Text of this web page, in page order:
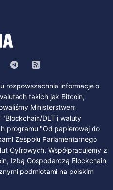
rozpowszechnia informacje o
takich jak Bitcoin,
Ministerstwem
DLT i waluty
programu "Od papierowej do
Zespołu Parlamentarnego
Cyfrowych. Współpracujemy z
Izbą Gospodarczą Blockchain
podmiotami na polskim